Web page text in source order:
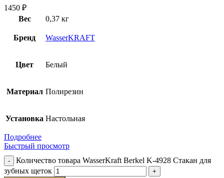
1450 ₽
Вес
0,37 кг
Бренд WasserKRAFT
Цвет Белый
Материал Полирезин
Установка Настольная
Подробнее
Быстрый просмотр
Количество товара WasserKraft Berkel K-4928 Стакан для
зубных щеток